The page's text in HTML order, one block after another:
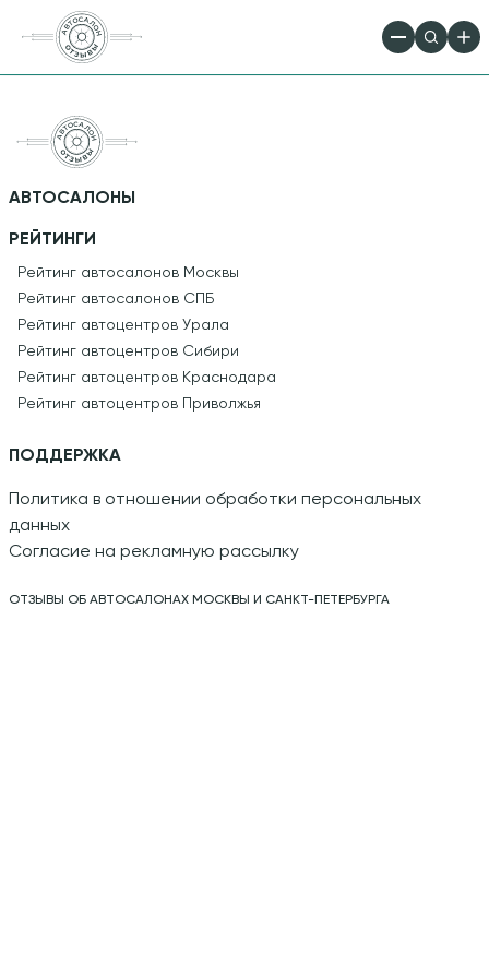
АВТОСАЛОНЫ
РЕЙТИНГИ
Рейтинг автосалонов Москвы
Рейтинг автосалонов СПБ
Рейтинг автоцентров Урала
Рейтинг автоцентров Сибири
Рейтинг автоцентров Краснодара
Рейтинг автоцентров Приволжья
ПОДДЕРЖКА
Политика в отношении обработки персональных
данных
Согласие на рекламную рассылку
ОТЗЫВЫ ОБ АВТОСАЛОНАХ МОСКВЫ И САНКТ-ПЕТЕРБУРГА